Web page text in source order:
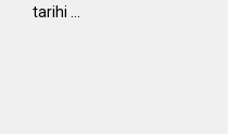
tarihi …